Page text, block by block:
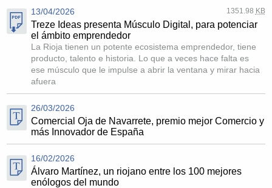
13/04/2026 1351.98 KB
Treze Ideas presenta Músculo Digital, para potenciar
el ámbito emprendedor
La Rioja tienen un potente ecosistema emprendedor, tiene
producto, talento e historia. Lo que a veces hace falta es
ese músculo que le impulse a abrir la ventana y mirar hacia
afuera
26/03/2026
Comercial Oja de Navarrete, premio mejor Comercio y
más Innovador de España
16/02/2026
Álvaro Martínez, un riojano entre los 100 mejores
enólogos del mundo